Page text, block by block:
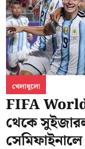
খেলাধুলো
FIFA World
থেকে